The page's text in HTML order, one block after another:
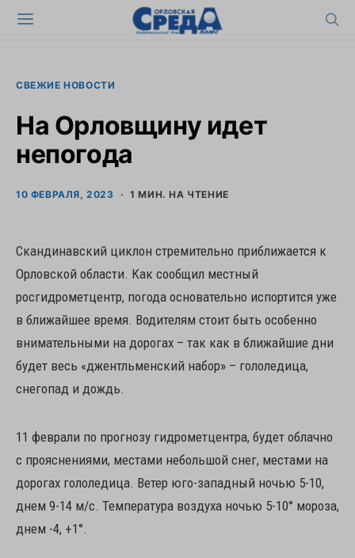
СВЕЖИЕ НОВОСТИ
На Орловщину идет
непогода
10 ФЕВРАЛЯ, 2023 1 МИН. НА ЧТЕНИЕ
Скандинавский циклон стремительно приближается к
Орловской области. Как сообщил местный
росгидрометцентр, погода основательно испортится уже
в ближайшее время. Водителям стоит быть особенно
внимательными на дорогах – так как в ближайшие дни
будет весь «джентльменский набор» – гололедица,
снегопад и дождь.
11 феврали по прогнозу гидрометцентра, будет облачно
с прояснениями, местами небольшой снег, местами на
дорогах гололедица. Ветер юго-западный ночью 5-10,
днем 9-14 м/с. Температура воздуха ночью 5-10° мороза,
днем -4, +1°.